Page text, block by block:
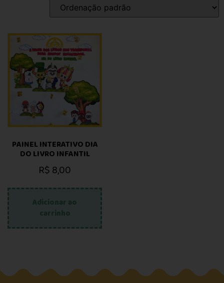
PAINEL INTERATIVO DIA
DO LIVRO INFANTIL
R$8,00
Adicionar ao
carrinho